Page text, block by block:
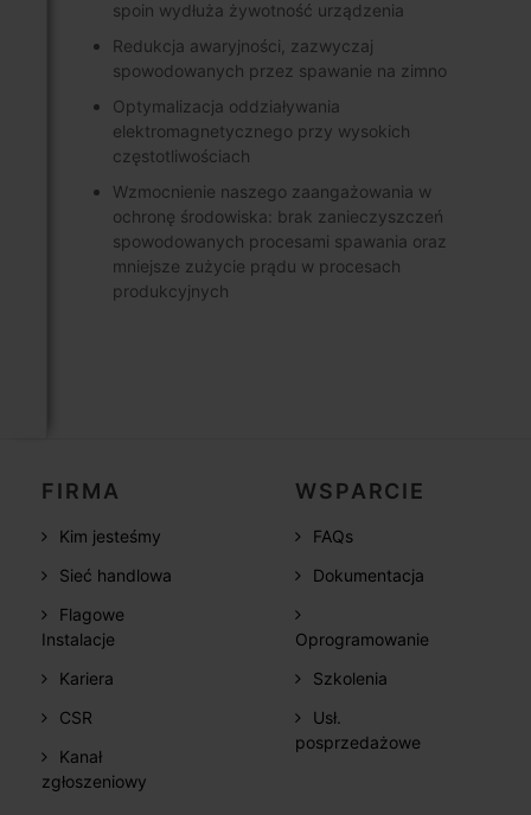
spoin wydłuża żywotność urządzenia
Redukcja awaryjności, zazwyczaj
spowodowanych przez spawanie na zimno
Optymalizacja oddziaływania
elektromagnetycznego przy wysokich
częstotliwościach
Wzmocnienie naszego zaangażowania w
ochronę środowiska: brak zanieczyszczeń
spowodowanych procesami spawania oraz
mniejsze zużycie prądu w procesach
produkcyjnych
FIRMA
Kim jesteśmy
Sieć handlowa
Flagowe
Instalacje
Kariera
CSR
Kanał
zgłoszeniowy
WSPARCIE
FAQs
Dokumentacja
Oprogramowanie
Szkolenia
Usł.
posprzedażowe